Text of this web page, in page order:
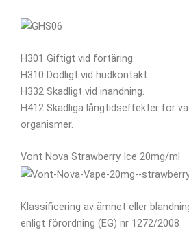
H301 Giftigt vid förtäring.
H310 Dödligt vid hudkontakt.
H332 Skadligt vid inandning.
H412 Skadliga långtidseffekter för
organismer.
Vont Nova Strawberry Ice 20mg/ml
Klassificering av ämnet eller
enligt förordning (EG) nr 1272/2008